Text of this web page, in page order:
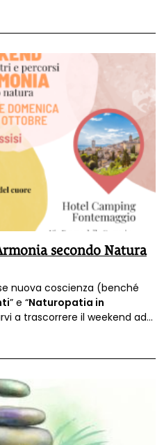
secondo Natura
nuova coscienza (benché
” e “Naturopatia in
a trascorrere il weekend ad